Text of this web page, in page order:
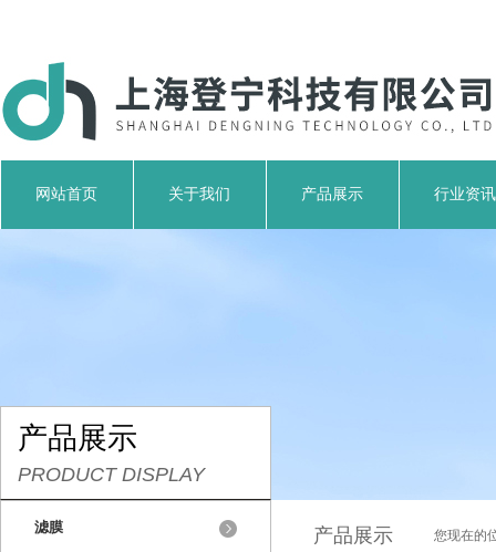
网站首页 关于我们 产品展示 行业资讯
产品展示
PRODUCT DISPLAY
滤膜 产品展示 您现在的